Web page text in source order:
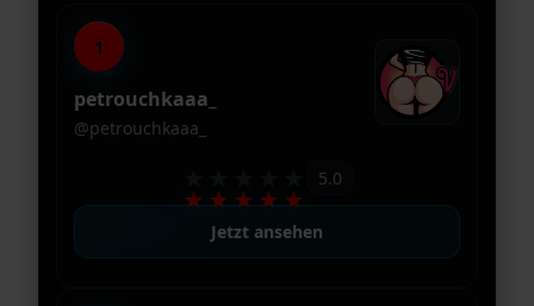
1
petrouchkaaa_
@petrouchkaaa_
★★★★★
5.0
Jetzt ansehen